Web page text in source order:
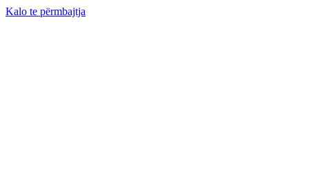
Kalo te përmbajtja